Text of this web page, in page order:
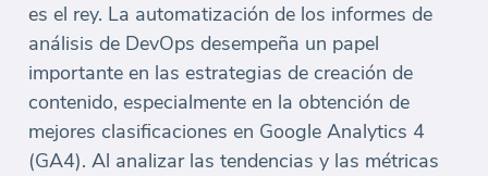
es el rey. La automatización de los informes de
análisis de DevOps desempeña un papel
importante en las estrategias de creación de
contenido, especialmente en la obtención de
mejores clasificaciones en Google Analytics 4
(GA4). Al analizar las tendencias y las métricas